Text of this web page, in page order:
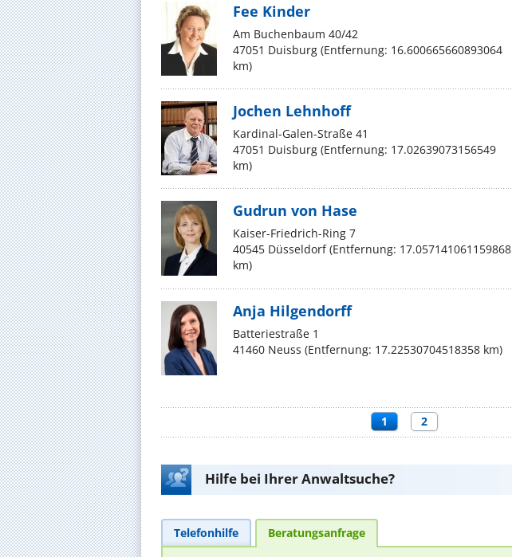
Fee Kinder
Am Buchenbaum 40/42
47051 Duisburg (Entfernung: 16.600665660893064
km)
Jochen Lehnhoff
Kardinal-Galen-Straße 41
47051 Duisburg (Entfernung: 17.02639073156549
km)
Gudrun von Hase
Kaiser-Friedrich-Ring 7
40545 Düsseldorf (Entfernung: 17.057141061159868
km)
Anja Hilgendorff
Batteriestraße 1
41460 Neuss (Entfernung: 17.22530704518358 km)
1 2
Hilfe bei Ihrer Anwaltsuche?
Telefonhilfe Beratungsanfrage